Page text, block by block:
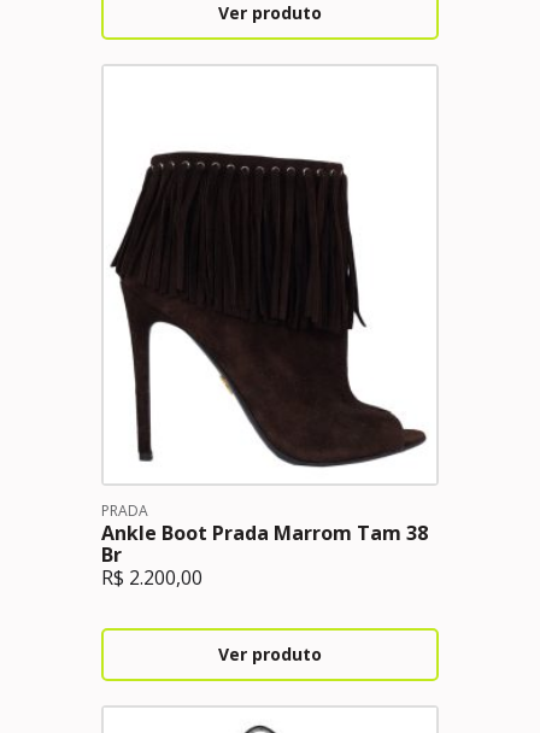
Ver produto
PRADA
Ankle Boot Prada Marrom Tam 38
Br
R$ 2.200,00
Ver produto